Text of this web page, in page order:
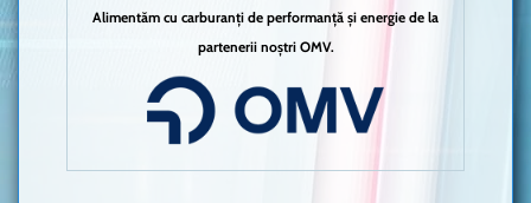
Alimentăm cu carburanți de performanță și energie de la
partenerii noștri OMV.